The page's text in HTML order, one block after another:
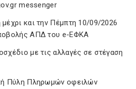
messenger
και την Πέμπτη 10/09/2026
ΑΠΔ του e-ΕΦΚΑ
με τις αλλαγές σε στέγαση
Πύλη Πληρωμών οφειλών